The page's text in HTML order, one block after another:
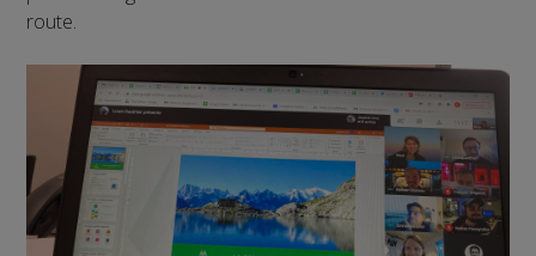
route.